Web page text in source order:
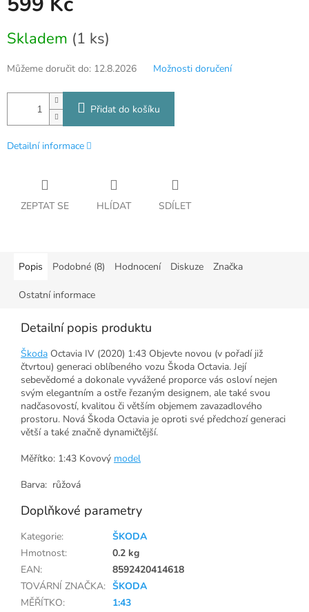
cena:
Skladem (1 ks)
Můžeme doručit do: 12.8.2026 Možnosti doručení
Přidat do košíku
Detailní informace
ZEPTAT SE HLÍDAT SDÍLET
Popis Podobné (8) Hodnocení Diskuze Značka
Ostatní informace
Detailní popis produktu
Škoda Octavia IV (2020) 1:43 Objevte novou (v pořadí již
čtvrtou) generaci oblíbeného vozu Škoda Octavia. Její
sebevědomé a dokonale vyvážené proporce vás osloví nejen
svým elegantním a ostře řezaným designem, ale také svou
nadčasovostí, kvalitou či větším objemem zavazadlového
prostoru. Nová Škoda Octavia je oproti své předchozí generaci
větší a také značně dynamičtější.
Měřítko: 1:43 Kovový model
Barva: růžová
Doplňkové parametry
Kategorie:
ŠKODA
Hmotnost:
0.2 kg
EAN:
8592420414618
TOVÁRNÍ ZNAČKA: ŠKODA
MĚŘÍTKO:
1:43